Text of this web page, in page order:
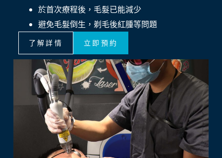
於首次療程後，毛髮已能減少
避免毛髮倒生，剃毛後紅腫等問題
了解詳情 立即預約